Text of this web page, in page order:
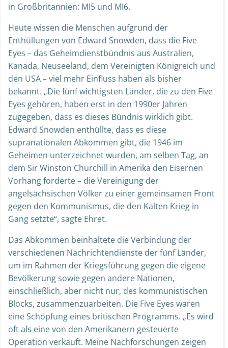
in Großbritannien: MI5 und MI6.
Heute wissen die Menschen aufgrund der
Enthüllungen von Edward Snowden, dass die Five
Eyes – das Geheimdienstbündnis aus Australien,
Kanada, Neuseeland, dem Vereinigten Königreich und
den USA – viel mehr Einfluss haben als bisher
bekannt. „Die fünf wichtigsten Länder, die zu den Five
Eyes gehören, haben erst in den 1990er Jahren
zugegeben, dass es dieses Bündnis wirklich gibt.
Edward Snowden enthüllte, dass es diese
supranationalen Abkommen gibt, die 1946 im
Geheimen unterzeichnet wurden, am selben Tag, an
dem Sir Winston Churchill in Amerika den Eisernen
Vorhang forderte – die Vereinigung der
angelsächsischen Völker zu einer gemeinsamen Front
gegen den Kommunismus, die den Kalten Krieg in
Gang setzte“, sagte Ehret.
Das Abkommen beinhaltete die Verbindung der
verschiedenen Nachrichtendienste der fünf Länder,
um im Rahmen der Kriegsführung gegen die eigene
Bevölkerung sowie gegen andere Nationen,
einschließlich, aber nicht nur, des kommunistischen
Blocks, zusammenzuarbeiten. Die Five Eyes waren
eine Schöpfung eines britischen Programms. „Es wird
oft als eine von den Amerikanern gesteuerte
Operation verkauft. Meine Nachforschungen zeigen